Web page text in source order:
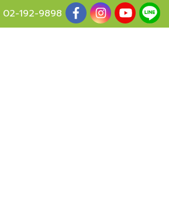
02-192-9898